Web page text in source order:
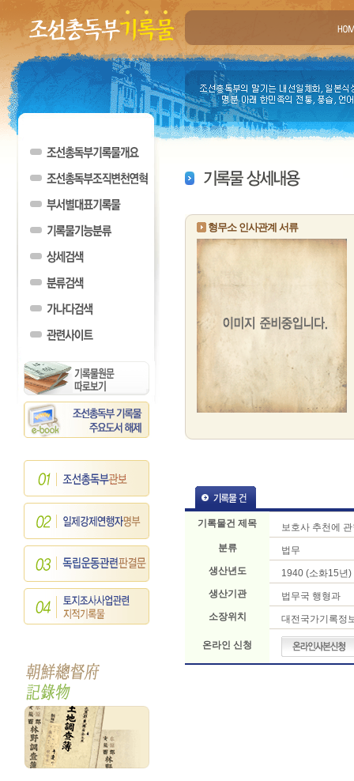
형무소 인사관계 서류
기록물건 제목
보호사 추천에
분류
법무
생산년도
1940 (소화15년)
생산기관
법무국 행형과
소장위치
대전국가기록정
온라인 신청